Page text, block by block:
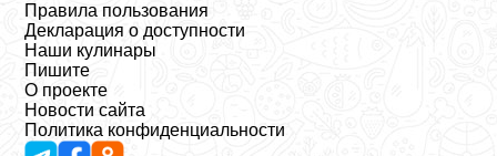
Правила пользования
Декларация о доступности
Наши кулинары
Пишите
О проекте
Новости сайта
Политика конфиденциальности